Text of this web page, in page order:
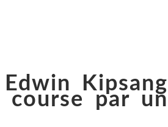
Kipsang
course par un